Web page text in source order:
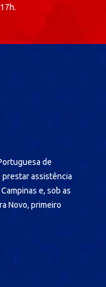
de
prestar assistência
e, sob as
Novo, primeiro